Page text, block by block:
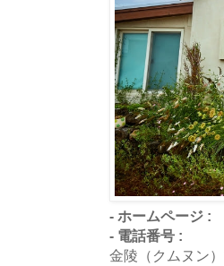
- ホームページ :
- 電話番号 :
金陵（クムヌン